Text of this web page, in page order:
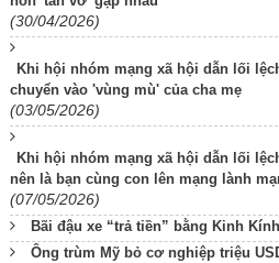
(30/04/2026)
Khi hội nhóm mạng xã hội dẫn lối
chuyển vào 'vùng mù' của cha mẹ
(03/05/2026)
Khi hội nhóm mạng xã hội dẫn lối
nên là bạn cùng con lên mạng lành
(07/05/2026)
Bãi đậu xe “trả tiền” bằng Kinh
Ông trùm Mỹ bỏ cơ nghiệp triệu